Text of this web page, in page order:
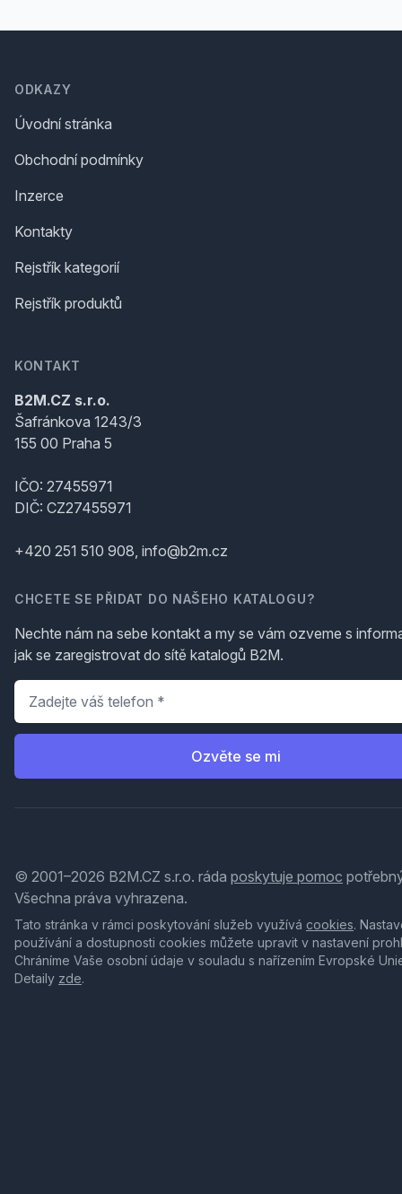
ODKAZY
Úvodní stránka
Obchodní podmínky
Inzerce
Kontakty
Rejstřík kategorií
Rejstřík produktů
KONTAKT
B2M.CZ s.r.o.
Šafránkova 1243/3
155 00 Praha 5
IČO: 27455971
DIČ: CZ27455971
+420 251 510 908, info@b2m.cz
CHCETE SE PŘIDAT DO NAŠEHO KATALOGU?
Nechte nám na sebe kontakt a my se vám ozveme s
jak se zaregistrovat do sítě katalogů B2M.
Telefon
Ozvěte se mi
© 2001–2026 B2M.CZ s.r.o. ráda poskytuje pomoc
Všechna práva vyhrazena.
Tato stránka v rámci poskytování služeb využívá cookies.
používání a dostupnosti cookies můžete upravit v nastavení
Chráníme Vaše osobní údaje v souladu s nařízením Evropské
Detaily zde.